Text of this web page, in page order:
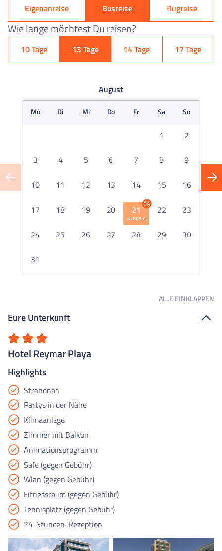
Eigenanreise Busreise Flugreise
Wie lange möchtest Du reisen?
10 Tage 13 Tage 14 Tage 17 Tage
August
Mo Di Mi Do Fr Sa So
1 2
3 4 5 6 7 8 9
10 11 12 13 14 15 16
17 18 19 20 21
ab 803 €
22 23
24 25 26 27 28 29 30
31
ALLE EINKLAPPEN
Eure Unterkunft
Hotel Reymar Playa
Highlights
Strandnah
Partys in der Nähe
Klimaanlage
Zimmer mit Balkon
Animationsprogramm
Safe (gegen Gebühr)
Wlan (gegen Gebühr)
Fitnessraum (gegen Gebühr)
Tennisplatz (gegen Gebühr)
24-Stunden-Rezeption